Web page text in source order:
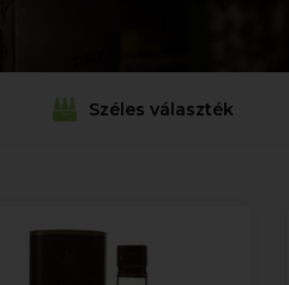
Széles választék